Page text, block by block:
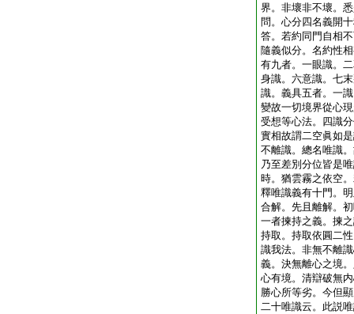
界。非壞非不壞。
問。心分四名義開
答。若約同門自相
隨義似分。名約性
有九者。一眼識。
身識。六意識。七
識。義具五者。一
變故一切境界從心
受想等心法。四識
實相故謂二空眞如
不離識。總名唯識
乃至差別分位皆是
時。猶雲霧之依空
釋唯識義有十門。
合解。先且離解。
一者揀持之義。揀
持取。持取依圓二
識我法。非無不離
義。決無離心之境
心有境。清辯破無
勝心所等劣。今但
二十唯識云。此説